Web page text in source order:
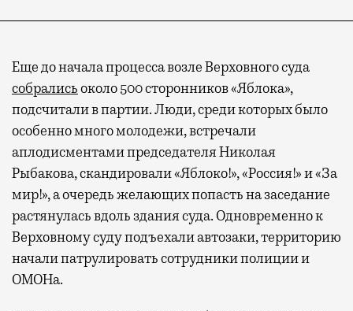
Современный путешественник часто берет
с собой не только чемодан, но и ноутбук.
А ожидание рейса все чаще превращается
не в потерянное время, а в возможность
спокойно закончить дела или спланировать
активности в путешествии, например
забронировать нужные билеты и рестораны.
Еще до начала процесса возле Верховного суда
собралисьоколо 500 сторонников «Яблока»,
подсчитали в партии. Люди, среди которых было
особенно много молодежи, встречали
аплодисментами председателя Николая
Рыбакова, скандировали «Яблоко!», «Россия!» и «За
мир!», а очередь желающих попасть на заседание
растянулась вдоль здания суда. Одновременно к
Верховному суду подъехали автозаки, территорию
начали патрулировать сотрудники полиции и
ОМОНа.